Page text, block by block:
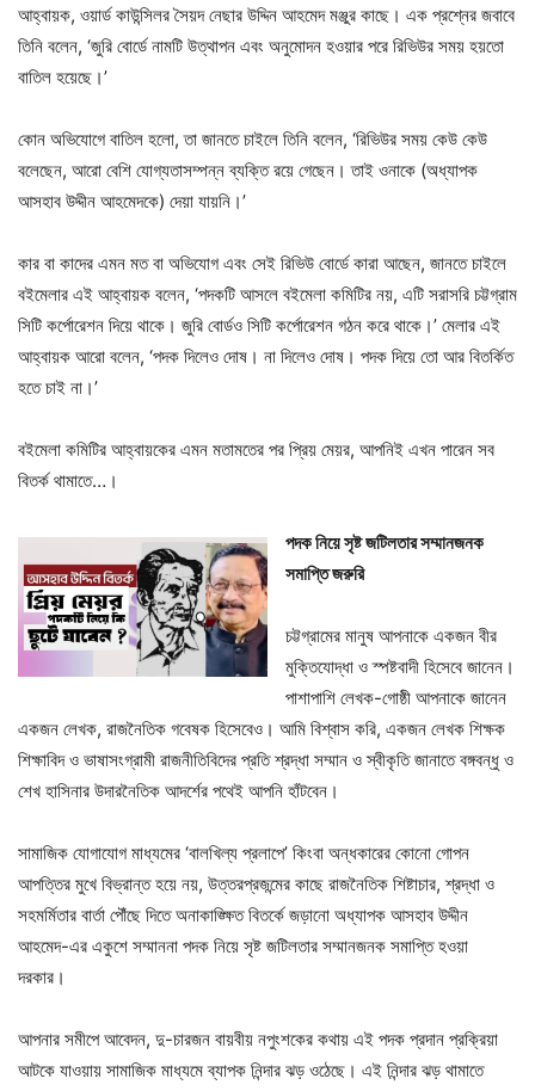
আহ্বায়ক, ওয়ার্ড কাউন্সিলর সৈয়দ নেছার উদ্দিন আহমেদ মঞ্জুর কাছে। এক প্রশ্নের জবাবে
তিনি বলেন, ‘জুরি বোর্ডে নামটি উত্থাপন এবং অনুমোদন হওয়ার পরে রিভিউর সময় হয়তো
বাতিল হয়েছে।’
কোন অভিযোগে বাতিল হলো, তা জানতে চাইলে তিনি বলেন, ‘রিভিউর সময় কেউ কেউ
বলেছেন, আরো বেশি যোগ্যতাসম্পন্ন ব্যক্তি রয়ে গেছেন। তাই ওনাকে (অধ্যাপক
আসহাব উদ্দীন আহমেদকে) দেয়া যায়নি।’
কার বা কাদের এমন মত বা অভিযোগ এবং সেই রিভিউ বোর্ডে কারা আছেন, জানতে চাইলে
বইমেলার এই আহ্বায়ক বলেন, ‘পদকটি আসলে বইমেলা কমিটির নয়, এটি সরাসরি চট্টগ্রাম
সিটি কর্পোরেশন দিয়ে থাকে।‌ জুরি বোর্ডও সিটি কর্পোরেশন গঠন করে থাকে।’ মেলার এই
আহ্বায়ক আরো বলেন, ‘পদক দিলেও দোষ। না দিলেও দোষ। পদক দিয়ে তো আর বিতর্কিত
হতে চাই না।’
বইমেলা কমিটির আহ্বায়কের এমন মতামতের পর প্রিয় মেয়র, আপনিই এখন পারেন সব
বিতর্ক থামাতে…।
পদক নিয়ে সৃষ্ট জটিলতার সম্মানজনক
সমাপ্তি জরুরি
চট্টগ্রামের মানুষ আপনাকে একজন বীর
মুক্তিযোদ্ধা ও স্পষ্টবাদী হিসেবে জানেন।
পাশাপাশি লেখক-গোষ্ঠী আপনাকে জানেন
একজন লেখক, রাজনৈতিক গবেষক হিসেবেও। আমি বিশ্বাস করি, একজন লেখক শিক্ষক
শিক্ষাবিদ ও ভাষাসংগ্রামী রাজনীতিবিদের প্রতি শ্রদ্ধা সম্মান ও স্বীকৃতি জানাতে বঙ্গবন্ধু ও
শেখ হাসিনার উদারনৈতিক আদর্শের পথেই আপনি হাঁটবেন।
সামাজিক যোগাযোগ মাধ্যমের ‘বালখিল্য প্রলাপে’ কিংবা অন্ধকারের কোনো গোপন
আপত্তির মুখে বিভ্রান্ত হয়ে নয়, উত্তরপ্রজন্মের কাছে রাজনৈতিক শিষ্টাচার, শ্রদ্ধা ও
সহমর্মিতার বার্তা পৌঁছে দিতে অনাকাঙ্ক্ষিত বিতর্কে জড়ানো অধ্যাপক আসহাব উদ্দীন
আহমেদ-এর একুশে সম্মাননা পদক নিয়ে সৃষ্ট জটিলতার সম্মানজনক সমাপ্তি হওয়া
দরকার।
আপনার সমীপে আবেদন, দু-চারজন বায়বীয় নপুংশকের কথায় এই পদক প্রদান প্রক্রিয়া
আটকে যাওয়ায় সামাজিক মাধ্যমে ব্যাপক নিন্দার ঝড় ওঠেছে। এই নিন্দার ঝড় থামাতে